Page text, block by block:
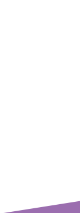
će se održati